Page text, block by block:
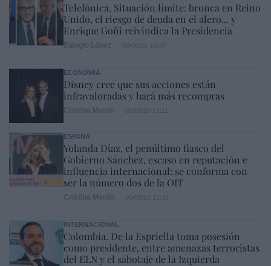
Telefónica. Situación límite: bronca en Reino
Unido, el riesgo de deuda en el alero... y
Enrique Goñi reivindica la Presidencia
ECONOMÍA
Disney cree que sus acciones están
infravaloradas y hará más recompras
ESPAÑA
Yolanda Díaz, el penúltimo fiasco del
Gobierno Sánchez, escaso en reputación e
influencia internacional: se conforma con
ser la número dos de la OIT
INTERNACIONAL
Colombia. De la Espriella toma posesión
como presidente, entre amenazas terroristas
del ELN y el sabotaje de la Izquierda